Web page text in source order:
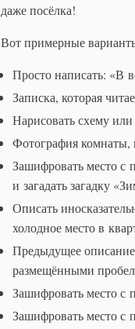
даже посёлка!
Вот примерные
Просто написать: «В
Записка, которая
Нарисовать схему
Фотография комнаты,
Зашифровать место с
и загадать загадку
Описать
холодное место в
Предыдущее
размещёнными
Зашифровать место
Зашифровать место с